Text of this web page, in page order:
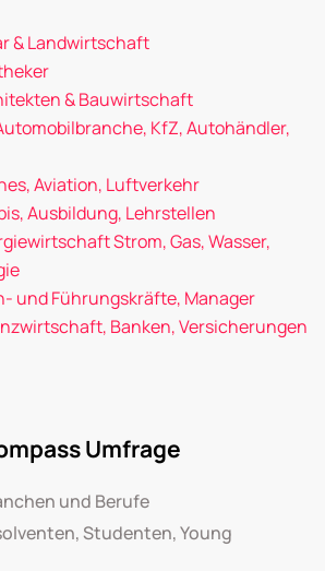
& Landwirtschaft
& Bauwirtschaft
KfZ, Autohändler,
Aviation, Luftverkehr
Ausbildung, Lehrstellen
Strom, Gas, Wasser,
und Führungskräfte, Manager
Banken, Versicherungen
Umfrage
und Berufe
Studenten, Young